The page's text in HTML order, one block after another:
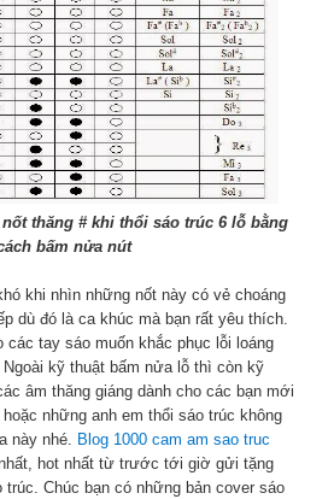
thăng # khi thổi sáo trúc 6 lỗ bằng
bấm nửa nút
khi nhìn những nốt này có vẻ choáng
dù đó là ca khúc mà bạn rất yêu thích.
các tay sáo muốn khắc phục lỗi loáng
Ngoài kỹ thuật bấm nửa lỗ thì còn kỹ
âm thăng giáng dành cho các bạn mới
hoặc những anh em thổi sáo trúc không
này nhé. Blog 1000 cam am sao truc
hot nhất từ trước tới giờ gửi tặng
Chúc bạn có những bản cover sáo